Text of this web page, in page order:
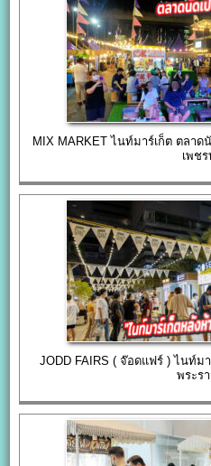
MIX MARKET ไนท์มาร์เก็ต ตลา
เพช
JODD FAIRS ( จ๊อดแฟร์ ) ไนท์ม
พระร